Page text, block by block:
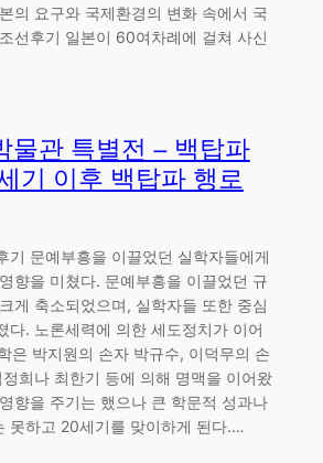
의 요구와 국제환경의 변화 속에서 국
선후기 일본이 60여차례에 걸쳐 사신
물관 특별전 – 백탑파
기 이후 백탑파 행로
기 문예부흥을 이끌었던 실학자들에게
향을 미쳤다. 문예부흥을 이끌었던 규
게 축소되었으며, 실학자들 또한 중심
다. 노론세력에 의한 세도정치가 이어
은 박지원의 손자 박규수, 이덕무의 손
희나 최한기 등에 의해 명맥을 이어왔
향을 주기는 했으나 큰 학문적 성과나
못하고 20세기를 맞이하게 된다.…